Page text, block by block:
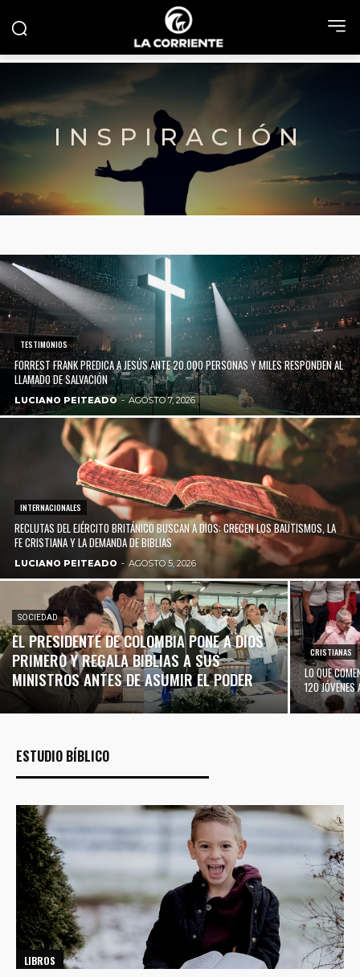
INSPIRACIÓN
TESTIMONIOS
FORREST FRANK PREDICA A JESÚS ANTE 20.000 PERSONAS Y MILES RESPONDEN AL
LLAMADO DE SALVACIÓN
LUCIANO PEITEADO - AGOSTO 7, 2026
INTERNACIONALES
RECLUTAS DEL EJÉRCITO BRITÁNICO BUSCAN A DIOS: CRECEN LOS BAUTISMOS, LA
FE CRISTIANA Y LA DEMANDA DE BIBLIAS
LUCIANO PEITEADO - AGOSTO 5, 2026
SOCIEDAD
EL PRESIDENTE DE COLOMBIA PONE A DIOS
PRIMERO Y REGALA BIBLIAS A SUS
MINISTROS ANTES DE ASUMIR EL PODER
CRISTIANAS
LO QUE
120 JÓVENES
ESTUDIO BÍBLICO
LIBROS